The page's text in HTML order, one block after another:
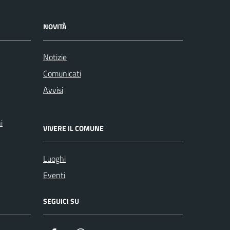
NOVITÀ
Notizie
Comunicati
Avvisi
VIVERE IL COMUNE
Luoghi
Eventi
SEGUICI SU